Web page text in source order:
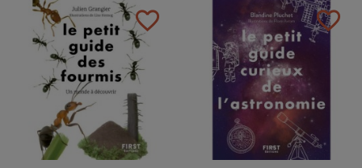
favorite_border favorite_border